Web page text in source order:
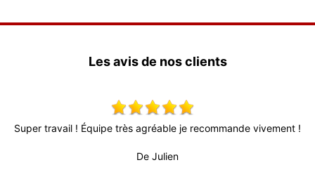
Les avis de nos clients
Super travail ! Équipe très agréable je recommande vivement !
De Julien